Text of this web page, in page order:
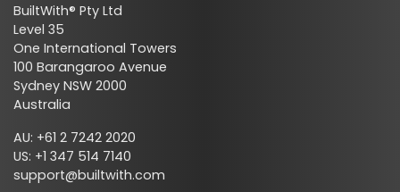
BuiltWith® Pty Ltd
Level 35
One International Towers
100 Barangaroo Avenue
Sydney NSW 2000
Australia
AU: +61 2 7242 2020
US: +1 347 514 7140
support@builtwith.com